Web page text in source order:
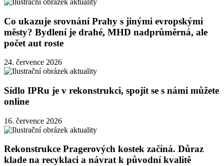
Co ukazuje srovnání Prahy s jinými evropskými
městy? Bydlení je drahé, MHD nadprůměrná, ale
počet aut roste
24. července 2026
Sídlo IPRu je v rekonstrukci, spojit se s námi můžete
online
16. července 2026
Rekonstrukce Pragerových kostek začíná. Důraz
klade na recyklaci a návrat k původní kvalitě